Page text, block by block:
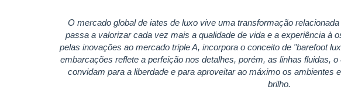
O mercado global de iates de luxo vive uma transformação
passa a valorizar cada vez mais a qualidade de vida e a experiência à
pelas inovações ao mercado triple A, incorpora o conceito de "barefoot
embarcações reflete a perfeição nos detalhes, porém, as linhas fluidas,
convidam para a liberdade e para aproveitar ao máximo os ambientes
brilho.